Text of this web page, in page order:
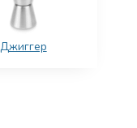
Джиггер